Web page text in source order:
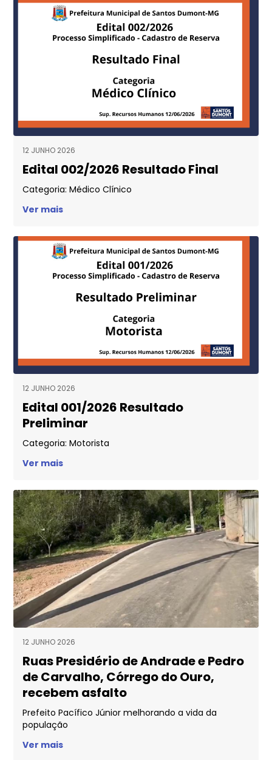
12 JUNHO 2026
Edital 002/2026 Resultado Final
Categoria: Médico Clínico
Ver mais
12 JUNHO 2026
Edital 001/2026 Resultado
Preliminar
Categoria: Motorista
Ver mais
12 JUNHO 2026
Ruas Presidério de Andrade e Pedro
de Carvalho, Córrego do Ouro,
recebem asfalto
Prefeito Pacífico Júnior melhorando a vida da
população
Ver mais